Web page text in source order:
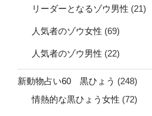
リーダーとなるゾウ男性 (21)
人気者のゾウ女性 (69)
人気者のゾウ男性 (22)
新動物占い60 黒ひょう (248)
情熱的な黒ひょう女性 (72)